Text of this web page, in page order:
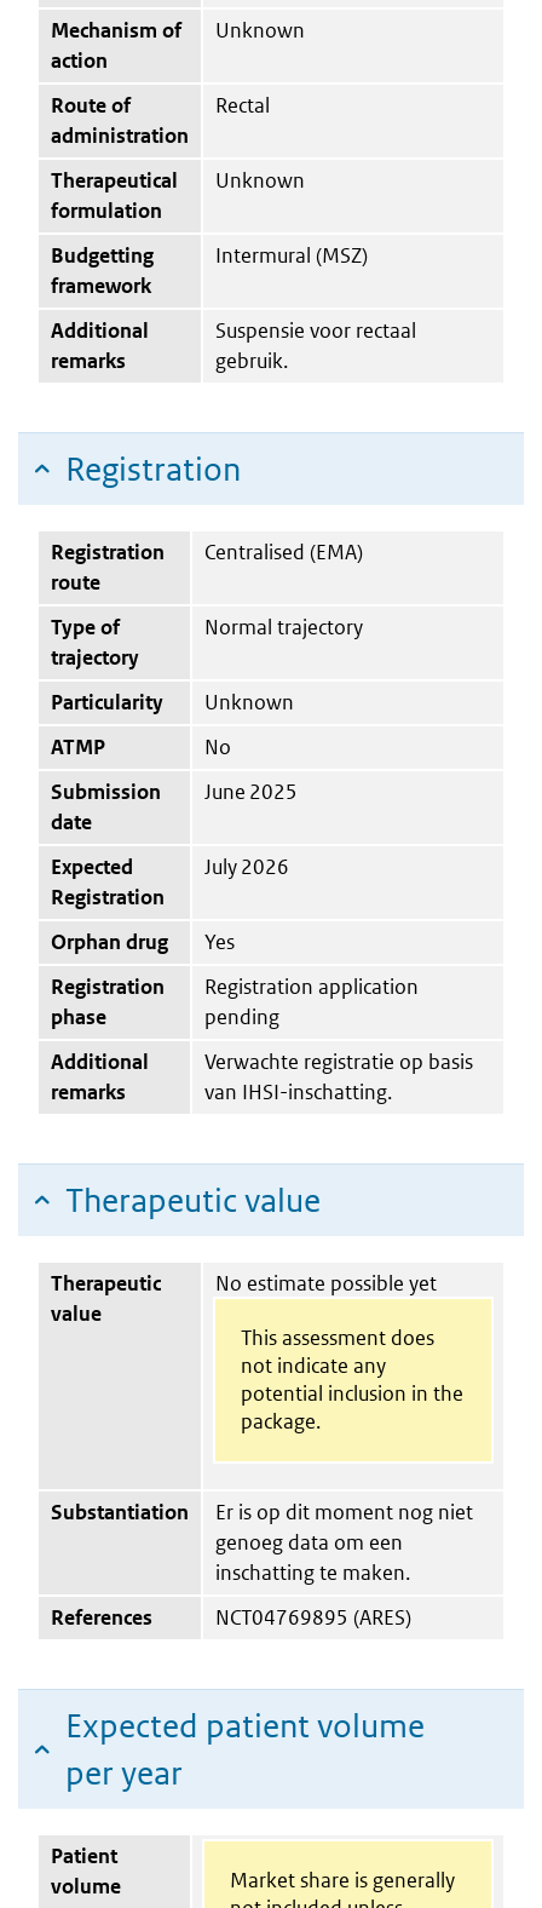
Mechanism of
action
Unknown
Route of
administration
Rectal
Therapeutical
formulation
Unknown
Budgetting
framework
Intermural (MSZ)
Additional
remarks
Suspensie voor rectaal
gebruik.
Registration
Registration
route
Centralised (EMA)
Type of
trajectory
Normal trajectory
Particularity
Unknown
ATMP
No
Submission
date
June 2025
Expected
Registration
July 2026
Orphan drug
Yes
Registration
phase
Registration application
pending
Additional
remarks
Verwachte registratie op basis
van IHSI-inschatting.
Therapeutic value
Therapeutic
value
No estimate possible yet
This assessment does
not indicate any
potential inclusion in the
package.
Substantiation
Er is op dit moment nog niet
genoeg data om een
inschatting te maken.
References
NCT04769895 (ARES)
Expected patient volume
per year
Patient
volume
Market share is generally